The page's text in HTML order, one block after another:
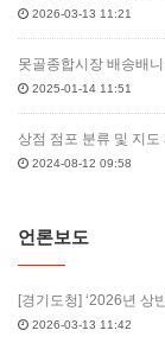
2026-03-13 11:21
못골종합시장 배송배
2025-01-14 11:51
상점 점포 분류 및 지도
2024-08-12 09:58
언론보도
[경기도청] ‘2026년 상
2026-03-13 11:42